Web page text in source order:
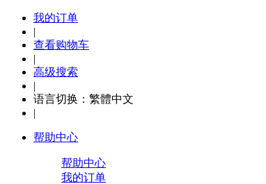
我的订单
|
查看购物车
|
高级搜索
|
语言切换： 繁體中文
|
帮助中心
帮助中心
我的订单